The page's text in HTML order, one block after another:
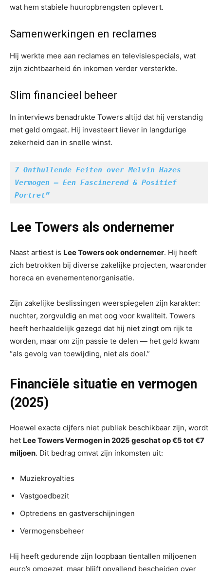
wat hem stabiele huuropbrengsten oplevert.
Samenwerkingen en reclames
Hij werkte mee aan reclames en televisiespecials, wat
zijn zichtbaarheid én inkomen verder versterkte.
Slim financieel beheer
In interviews benadrukte Towers altijd dat hij verstandig
met geld omgaat. Hij investeert liever in langdurige
zekerheid dan in snelle winst.
7 Onthullende Feiten over Melvin Hazes
Vermogen – Een Fascinerend & Positief
Portret”
Lee Towers als ondernemer
Naast artiest is Lee Towers ook ondernemer. Hij heeft
zich betrokken bij diverse zakelijke projecten, waaronder
horeca en evenementenorganisatie.
Zijn zakelijke beslissingen weerspiegelen zijn karakter:
nuchter, zorgvuldig en met oog voor kwaliteit. Towers
heeft herhaaldelijk gezegd dat hij niet zingt om rijk te
worden, maar om zijn passie te delen — het geld kwam
“als gevolg van toewijding, niet als doel.”
Financiële situatie en vermogen
(2025)
Hoewel exacte cijfers niet publiek beschikbaar zijn, wordt
het Lee Towers Vermogen in 2025 geschat op €5 tot €7
miljoen. Dit bedrag omvat zijn inkomsten uit:
Muziekroyalties
Vastgoedbezit
Optredens en gastverschijningen
Vermogensbeheer
Hij heeft gedurende zijn loopbaan tientallen miljoenen
euro’s omgezet, maar blijft opvallend bescheiden over